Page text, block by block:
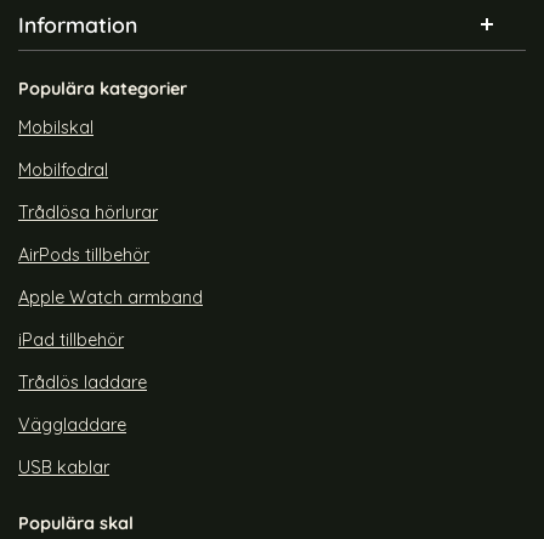
Information
Populära kategorier
Mobilskal
Mobilfodral
Trådlösa hörlurar
AirPods tillbehör
Apple Watch armband
iPad tillbehör
Trådlös laddare
Väggladdare
USB kablar
Populära skal